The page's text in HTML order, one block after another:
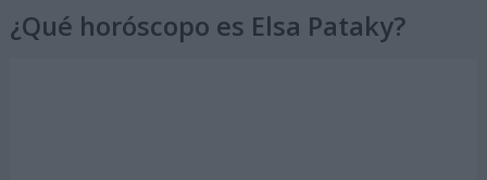
¿Qué horóscopo es Elsa Pataky?